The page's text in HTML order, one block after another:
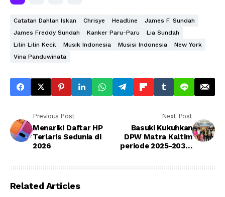
Catatan Dahlan Iskan Chrisye Headline
James F. Sundah
James Freddy Sundah
Kanker Paru-Paru
Lia Sundah
Lilin Lilin Kecil
Musik Indonesia Musisi Indonesia
New York
Vina Panduwinata
Previous Post
Menarik! Daftar HP
Terlaris Sedunia di
2026
Next Post
Basuki Kukuhkan
DPW Matra Kaltim
periode 2025-2030,
Related Articles